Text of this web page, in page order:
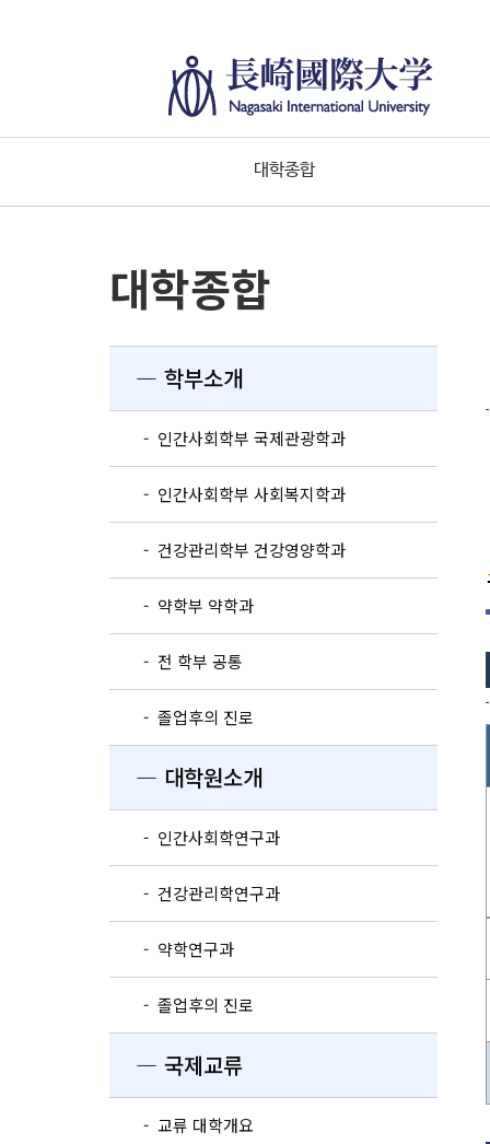
대학종합
대학종합
― 학부소개
- 인간사회학부 국제관광학과
- 인간사회학부 사회복지학과
- 건강관리학부 건강영양학과
- 약학부 약학과
- 전 학부 공통
- 졸업후의 진로
― 대학원소개
- 인간사회학연구과
- 건강관리학연구과
- 약학연구과
- 졸업후의 진로
― 국제교류
- 교류 대학개요